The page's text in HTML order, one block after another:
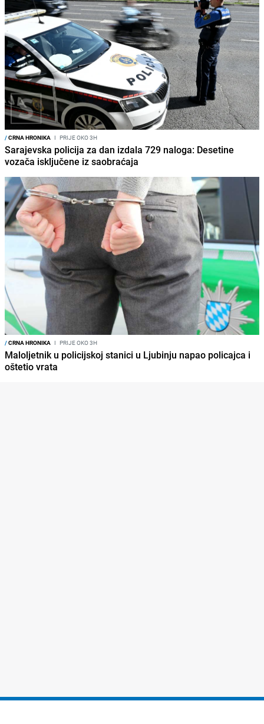
/CRNA HRONIKA I PRIJE OKO 3H
Sarajevska policija za dan izdala 729 naloga: Desetine
vozača isključene iz saobraćaja
/CRNA HRONIKA I PRIJE OKO 3H
Maloljetnik u policijskoj stanici u Ljubinju napao policajca i
oštetio vrata